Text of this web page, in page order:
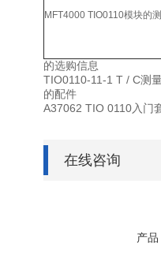
MFT4000 TIO0110模块的
的选购信息
TIO0110-11-1 T / C测
的配
A37062 TIO 0110入门
在线咨询
产品